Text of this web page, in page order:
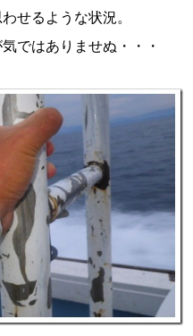
せるような状況。
ではありませぬ・・・